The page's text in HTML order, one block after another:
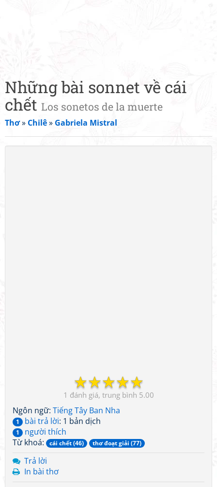
Những bài sonnet về cái
chết Los sonetos de la muerte
Thơ» Chilê» Gabriela Mistral
☆
☆
☆
☆
☆
1 5.00
Ngôn ngữ: Tiếng Tây Ban Nha
1 bài trả lời: 1 bản dịch
1
người thích
Từ khoá:
cái chết (46) thơ đoạt giải (77)
Trả lời
In bài thơ